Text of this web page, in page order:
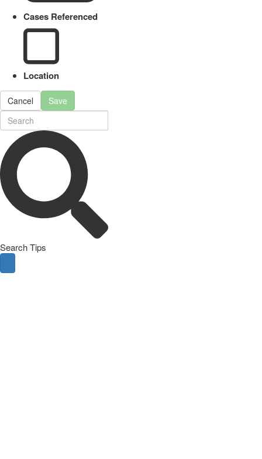
Cases Referenced
Location
Cancel Save
Search Tips